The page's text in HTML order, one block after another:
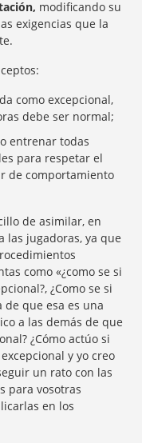
modificando su
exigencias que la
como excepcional,
debe ser normal;
entrenar todas
para respetar el
de comportamiento
de asimilar, en
las jugadoras, ya que
como «¿como se si
¿Como se si
que esa es una
a las demás de que
¿Cómo actúo si
y yo creo
un rato con las
para vosotras
en los